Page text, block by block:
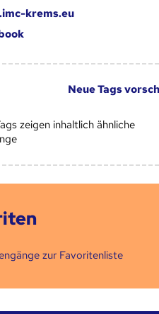
krems.eu
Neue Tags
zeigen inhaltlich ähnliche
zur Favoritenliste